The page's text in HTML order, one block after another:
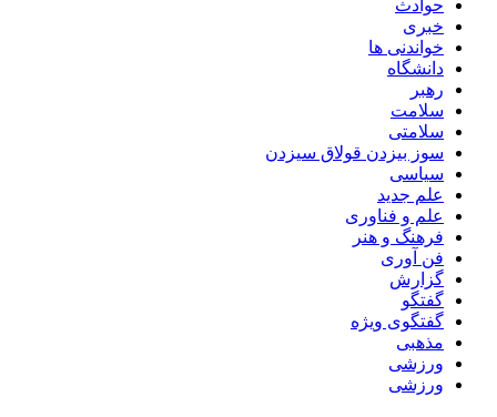
حوادث
خبری
خواندنی ها
دانشگاه
رهبر
سلامت
سلامتی
سوز بیزدن قولاق سیزدن
سیاسی
علم جدید
علم و فناوری
فرهنگ و هنر
فن آوری
گزارش
گفتگو
گفتگوی ویژه
مذهبی
ورزشی
ورزشی